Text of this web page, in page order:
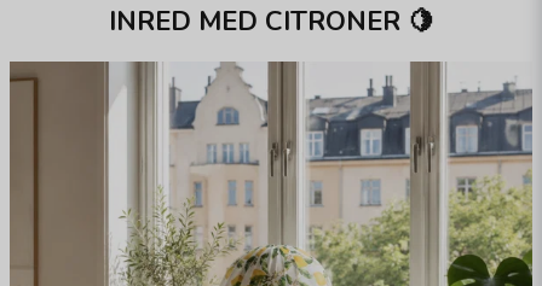
INRED MED CITRONER 🍋